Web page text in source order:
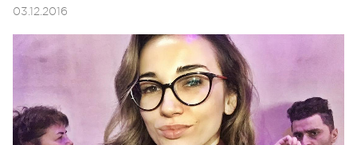
03.12.2016